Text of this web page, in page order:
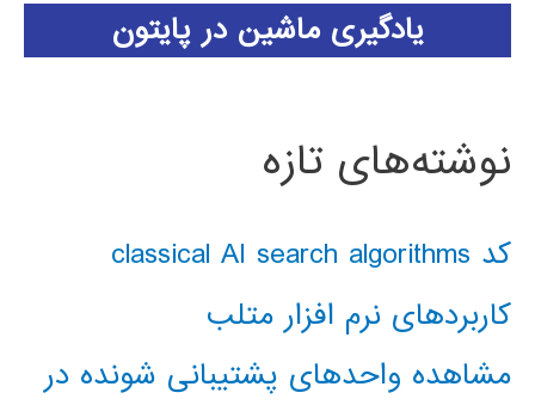
یادگیری ماشین در پایتون
نوشته‌های تازه
کد classical AI search algorithms
کاربردهای نرم افزار متلب
مشاهده واحدهای پشتیبانی شونده در